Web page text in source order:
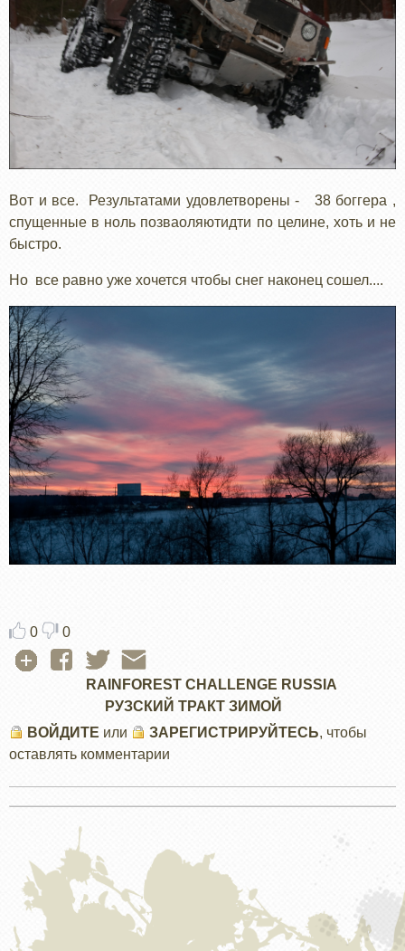
Вот и все. Результатами удовлетворены - 38 боггера ,
спущенные в ноль позваоляютидти по целине, хоть и не
быстро.
Но все равно уже хочется чтобы снег наконец сошел....
0 0
RAINFOREST CHALLENGE RUSSIA
РУЗСКИЙ ТРАКТ ЗИМОЙ
ВОЙДИТЕ или ЗАРЕГИСТРИРУЙТЕСЬ, чтобы
оставлять комментарии